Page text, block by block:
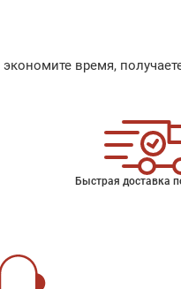
время,
Быстрая доставка